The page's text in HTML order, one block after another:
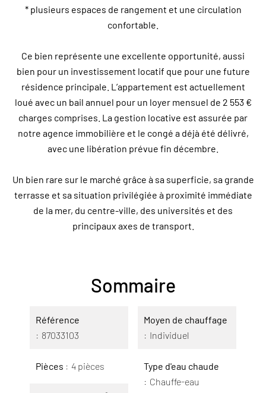
* plusieurs espaces de rangement et une circulation
confortable.
Ce bien représente une excellente opportunité, aussi
bien pour un investissement locatif que pour une future
résidence principale. L’appartement est actuellement
loué avec un bail annuel pour un loyer mensuel de 2 553 €
charges comprises. La gestion locative est assurée par
notre agence immobilière et le congé a déjà été délivré,
avec une libération prévue fin décembre.
Un bien rare sur le marché grâce à sa superficie, sa grande
terrasse et sa situation privilégiée à proximité immédiate
de la mer, du centre-ville, des universités et des
principaux axes de transport.
Sommaire
Référence
87033103
Pièces 4 pièces
Moyen de chauffage
Individuel
Type d'eau chaude
Chauffe-eau